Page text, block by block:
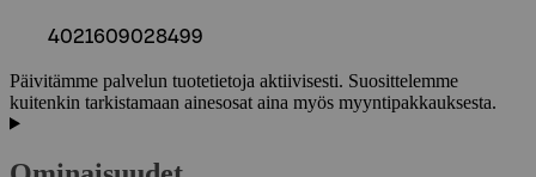
4021609028499
Päivitämme palvelun tuotetietoja aktiivisesti. Suosittelemme
kuitenkin tarkistamaan ainesosat aina myös myyntipakkauksesta.